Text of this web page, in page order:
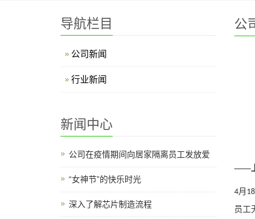
公
——上
4月 18
员工
导航栏目
公司新闻
行业新闻
新闻中心
公司在疫情期间向居家隔离员工发放爱
“女神节”的快乐时光
深入了解芯片制造流程